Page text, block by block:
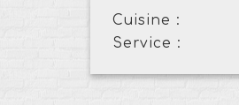
Cuisine :
Service :